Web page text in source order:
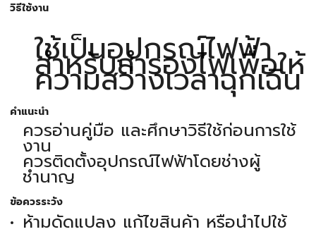
วิธีใช้งาน
ใช้เป็นอุปกรณ์ไฟฟ้า
สำหรับสำรองไฟเพื่อให้
ความสว่างเวลาฉุกเฉิน
คำแนะนำ
ควรอ่านคู่มือ และศึกษาวิธีใช้ก่อนการใช้
งาน
ควรติดตั้งอุปกรณ์ไฟฟ้าโดยช่างผู้
ชำนาญ
ข้อควรระวัง
ห้ามดัดแปลง แก้ไขสินค้า หรือนำไปใช้